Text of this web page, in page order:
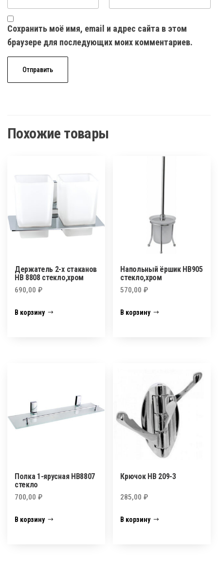
Сохранить моё имя, email и адрес сайта в этом
браузере для последующих моих комментариев.
Похожие товары
Держатель 2-х стаканов
HB 8808 стекло,хром
690,00 ₽
В корзину
Напольный ёршик HB905
стекло,хром
570,00₽
В корзину
Полка 1-ярусная HB8807
стекло
700,00 ₽
В корзину
Крючок НВ 209-3
285,00₽
В корзину